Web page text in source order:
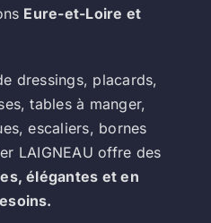
Eure-et-Loire et
dressings, placards,
tables à manger,
escaliers, bornes
LAIGNEAU offre des
élégantes et en